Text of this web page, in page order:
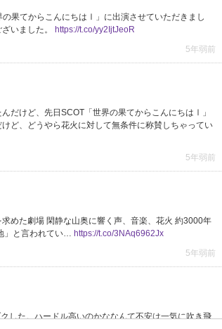
果てからこんにちはⅠ」に出演させていただきまし
いました。
https://t.co/yy2IjtJeoR
5年弱前
だけど、先日SCOT「世界の果てからこんにちはⅠ」
ど、どうやら花火に対して無条件に称賛しちゃってい
5年弱前
めた劇場 閑静な山奥に響く声、音楽、花火 約3000年
」と言われてい… https://t.co/3NAq6962Jx
5年弱前
した。ハードル高いのかななんて不安は一気に吹き飛